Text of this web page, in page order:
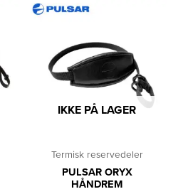
IKKE PÅ LAGER
Termisk reservedeler
PULSAR ORYX
HÅNDREM